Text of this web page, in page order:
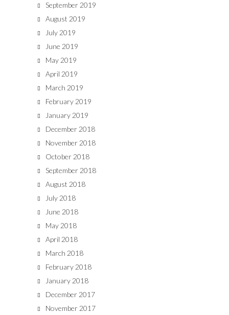
September 2019
August 2019
July 2019
June 2019
May 2019
April 2019
March 2019
February 2019
January 2019
December 2018
November 2018
October 2018
September 2018
August 2018
July 2018
June 2018
May 2018
April 2018
March 2018
February 2018
January 2018
December 2017
November 2017